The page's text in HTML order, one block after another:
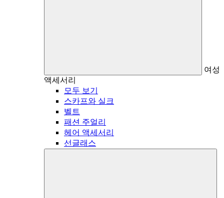
여성
액세서리
모두 보기
스카프와 실크
벨트
패션 주얼리
헤어 액세서리
선글래스